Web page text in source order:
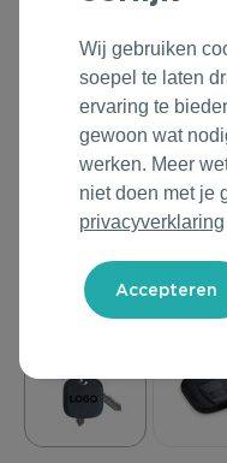
Technologie &
Home & Living
Duurzame
Daarom Duurzaam
Oranjefeest
Vakantie & Zomer
Back to Routine
Herfstmomenten
Sinterklaas
Warme Winter
Kerst & Eindejaar
Roll'Eat
Samsonite
Stanley/Stella
Tony's Chocolonely
Wij gebruiken
soepel te laten
ervaring te
gewoon wat
werken. Meer
niet doen met je
privacyverklaring